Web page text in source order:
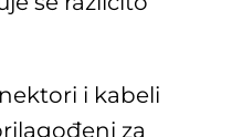
i kabeli
za